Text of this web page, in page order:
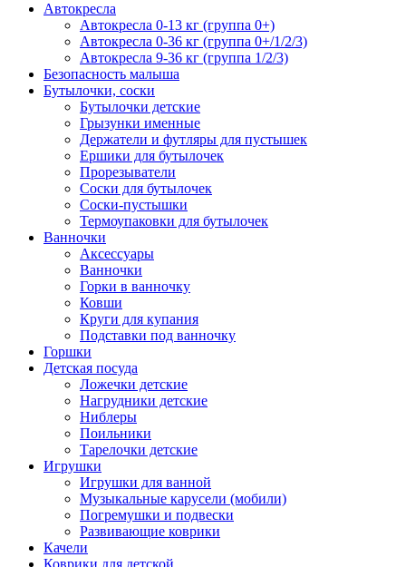
Автокресла
Автокресла 0-13 кг (группа 0+)
Автокресла 0-36 кг (группа 0+/1/2/3)
Автокресла 9-36 кг (группа 1/2/3)
Безопасность малыша
Бутылочки, соски
Бутылочки детские
Грызунки именные
Держатели и футляры для пустышек
Ершики для бутылочек
Прорезыватели
Соски для бутылочек
Соски-пустышки
Термоупаковки для бутылочек
Ванночки
Аксессуары
Ванночки
Горки в ванночку
Ковши
Круги для купания
Подставки под ванночку
Горшки
Детская посуда
Ложечки детские
Нагрудники детские
Ниблеры
Поильники
Тарелочки детские
Игрушки
Игрушки для ванной
Музыкальные карусели (мобили)
Погремушки и подвески
Развивающие коврики
Качели